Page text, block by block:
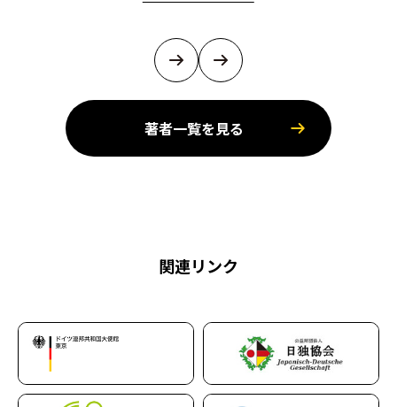
著者一覧を見る
関連リンク